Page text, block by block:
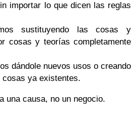
importar lo que dicen las reglas
sustituyendo las cosas y
cosas y teorías completamente
dándole nuevos usos o creando
ya existentes.
una causa, no un negocio.